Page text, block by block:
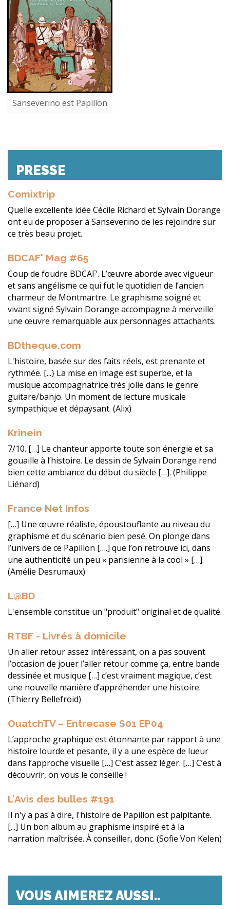
Sanseverino est Papillon
PRESSE
Comixtrip
Quelle excellente idée Cécile Richard et Sylvain Dorange
ont eu de proposer à Sanseverino de les rejoindre sur
ce très beau projet.
BDCAF' Mag #65
Coup de foudre BDCAF’. L’œuvre aborde avec vigueur
et sans angélisme ce qui fut le quotidien de l’ancien
charmeur de Montmartre. Le graphisme soigné et
vivant signé Sylvain Dorange accompagne à merveille
une œuvre remarquable aux personnages attachants.
BDtheque.com
L'histoire, basée sur des faits réels, est prenante et
rythmée. [...} La mise en image est superbe, et la
musique accompagnatrice très jolie dans le genre
guitare/banjo. Un moment de lecture musicale
sympathique et dépaysant. (Alix)
Krinein
7/10. […] Le chanteur apporte toute son énergie et sa
gouaille à l’histoire. Le dessin de Sylvain Dorange rend
bien cette ambiance du début du siècle […]. (Philippe
Liénard)
France Net Infos
[…] Une œuvre réaliste, époustouflante au niveau du
graphisme et du scénario bien pesé. On plonge dans
l’univers de ce Papillon [….] que l’on retrouve ici, dans
une authenticité un peu « parisienne à la cool » […].
(Amélie Desrumaux)
L@BD
L'ensemble constitue un "produit" original et de qualité.
RTBF - Livrés à domicile
Un aller retour assez intéressant, on a pas souvent
l’occasion de jouer l’aller retour comme ça, entre bande
dessinée et musique […] c’est vraiment magique, c’est
une nouvelle manière d’appréhender une histoire.
(Thierry Bellefroid)
OuatchTV – Entrecase S01 EP04
L’approche graphique est étonnante par rapport à une
histoire lourde et pesante, il y a une espèce de lueur
dans l’approche visuelle […] C’est assez léger. […] C’est à
découvrir, on vous le conseille !
L'Avis des bulles #191
Il n'y a pas à dire, l'histoire de Papillon est palpitante.
[...] Un bon album au graphisme inspiré et à la
narration maîtrisée. À conseiller, donc. (Sofie Von Kelen)
VOUS AIMEREZ AUSSI..